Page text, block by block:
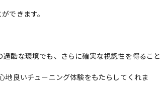
できます。
酷な環境でも、さらに確実な視認性を得ること
地良いチューニング体験をもたらしてくれま